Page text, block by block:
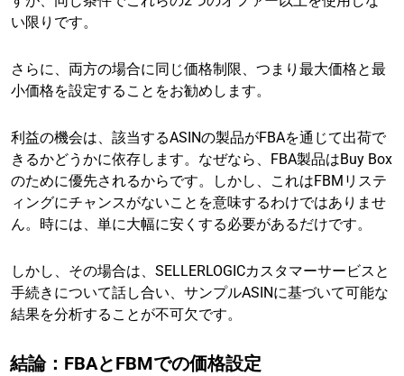
い限りです。
さらに、両方の場合に同じ価格制限、つまり最大価格と最
小価格を設定することをお勧めします。
利益の機会は、該当するASINの製品がFBAを通じて出荷で
きるかどうかに依存します。なぜなら、FBA製品はBuy Box
のために優先されるからです。しかし、これはFBMリステ
ィングにチャンスがないことを意味するわけではありませ
ん。時には、単に大幅に安くする必要があるだけです。
しかし、その場合は、SELLERLOGICカスタマーサービスと
手続きについて話し合い、サンプルASINに基づいて可能な
結果を分析することが不可欠です。
結論：FBAとFBMでの価格設定